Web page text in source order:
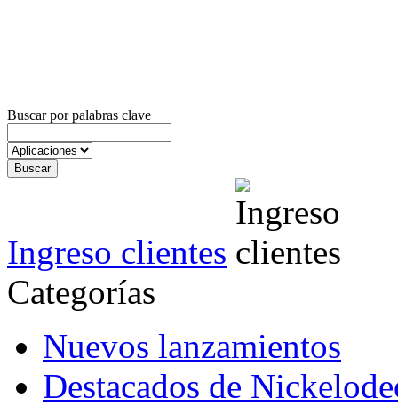
Buscar por palabras clave
Ingreso clientes
Categorías
Nuevos lanzamientos
Destacados de